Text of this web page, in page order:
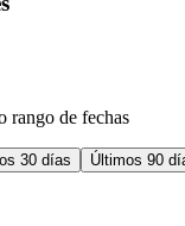
rango de fechas
30 días Últimos 90